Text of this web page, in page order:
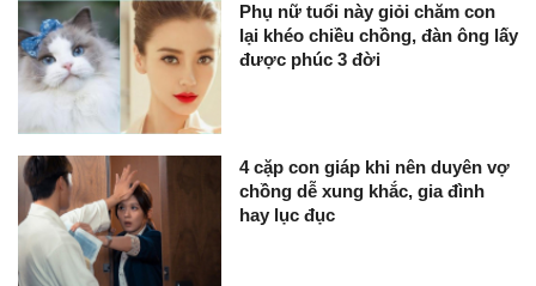
Phụ nữ tuổi này giỏi chăm con
lại khéo chiều chồng, đàn ông lấy
được phúc 3 đời
4 cặp con giáp khi nên duyên vợ
chồng dễ xung khắc, gia đình
hay lục đục